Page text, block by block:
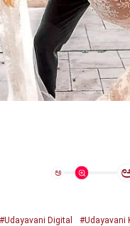
ಅ
#Udayavani Digital
#Udayavani